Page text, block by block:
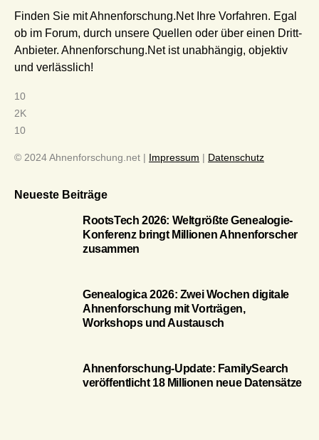
Finden Sie mit Ahnenforschung.Net Ihre Vorfahren. Egal
ob im Forum, durch unsere Quellen oder über einen Dritt-
Anbieter. Ahnenforschung.Net ist unabhängig, objektiv
und verlässlich!
10
2K
10
© 2024 Ahnenforschung.net | Impressum | Datenschutz
Neueste Beiträge
RootsTech 2026: Weltgrößte Genealogie-
Konferenz bringt Millionen Ahnenforscher
zusammen
Genealogica 2026: Zwei Wochen digitale
Ahnenforschung mit Vorträgen,
Workshops und Austausch
Ahnenforschung-Update: FamilySearch
veröffentlicht 18 Millionen neue Datensätze